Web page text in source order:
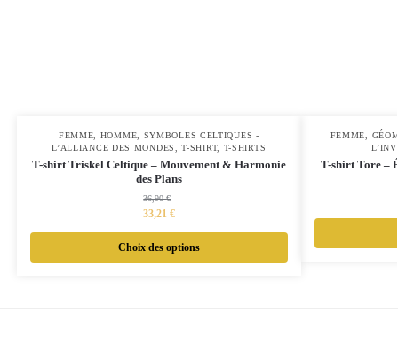
FEMME, HOMME, SYMBOLES CELTIQUES -
L’ALLIANCE DES MONDES,T-SHIRT, T-SHIRTS
T-shirt Triskel Celtique – Mouvement & Harmonie
des Plans
36,90€
33,21 €
Choix des options
FEMME,
T-shirt Tore –